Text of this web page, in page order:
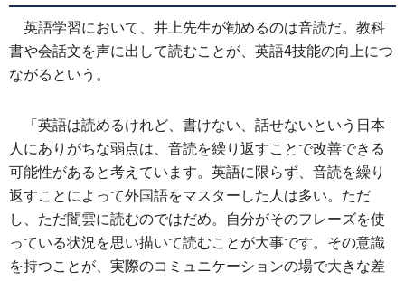
英語学習において、井上先生が勧めるのは音読だ。教科
書や会話文を声に出して読むことが、英語4技能の向上につ
ながるという。
「英語は読めるけれど、書けない、話せないという日本
人にありがちな弱点は、音読を繰り返すことで改善できる
可能性があると考えています。英語に限らず、音読を繰り
返すことによって外国語をマスターした人は多い。ただ
し、ただ闇雲に読むのではだめ。自分がそのフレーズを使
っている状況を思い描いて読むことが大事です。その意識
を持つことが、実際のコミュニケーションの場で大きな差